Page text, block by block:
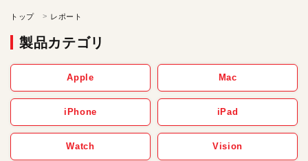
トップ レポート
製品カテゴリ
Apple Mac
iPhone iPad
Watch Vision